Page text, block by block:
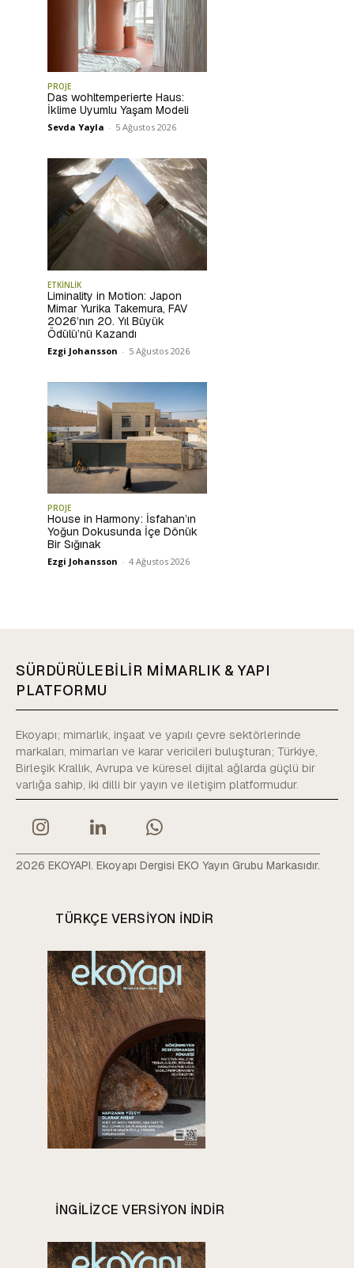
PROJE
Das wohltemperierte Haus:
İklime Uyumlu Yaşam Modeli
Sevda Yayla - 5 Ağustos 2026
ETKİNLİK
Liminality in Motion: Japon
Mimar Yurika Takemura, FAV
2026’nın 20. Yıl Büyük
Ödülü’nü Kazandı
Ezgi Johansson - 5 Ağustos 2026
PROJE
House in Harmony: İsfahan’ın
Yoğun Dokusunda İçe Dönük
Bir Sığınak
Ezgi Johansson - 4 Ağustos 2026
SÜRDÜRÜLEBİLİR MİMARLIK & YAPI
PLATFORMU
Ekoyapı; mimarlık, inşaat ve yapılı çevre sektörlerinde
markaları, mimarları ve karar vericileri buluşturan; Türkiye,
Birleşik Krallık, Avrupa ve küresel dijital ağlarda güçlü bir
varlığa sahip, iki dilli bir yayın ve iletişim platformudur.
2026 EKOYAPI. Ekoyapı Dergisi EKO Yayın Grubu Markasıdır.
TÜRKÇE VERSIYON INDIR
INGILIZCE VERSIYON INDIR